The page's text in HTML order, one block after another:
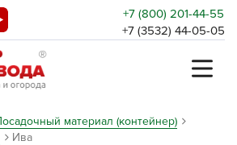
+7 (800) 201-44-55
+7 (3532) 44-05-05
материал (контейнер)
Ива